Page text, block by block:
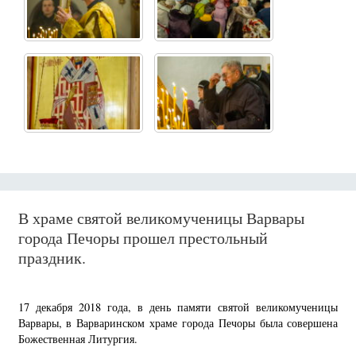
В храме святой великомученицы Варвары
города Печоры прошел престольный
праздник.
17 декабря 2018 года, в день памяти святой великомученицы
Варвары, в Варваринском храме города Печоры была совершена
Божественная Литургия.